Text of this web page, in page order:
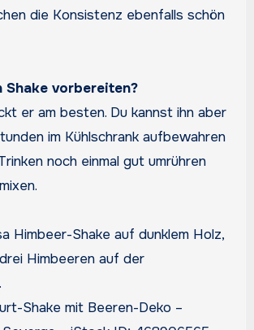
die Konsistenz ebenfalls schön
Shake vorbereiten?
er am besten. Du kannst ihn aber
im Kühlschrank aufbewahren
noch einmal gut umrühren
Shake mit Beeren-Deko –